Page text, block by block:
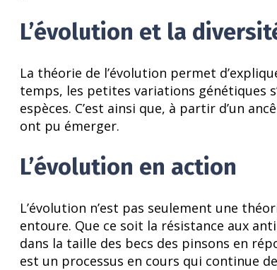
L’évolution et la
La théorie de l’évolution permet
temps, les petites variations génétiques
espèces. C’est ainsi que, à partir d’un
ont pu émerger.
L’évolution en action
L’évolution n’est pas seulement une
entoure. Que ce soit la résistance aux
dans la taille des becs des pinsons en
est un processus en cours qui continue